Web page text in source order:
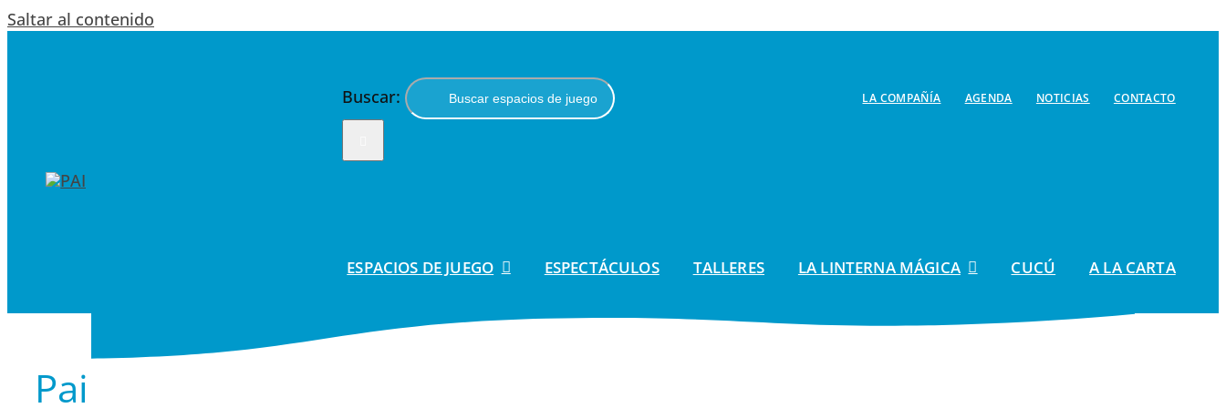
Saltar al contenido
Buscar: LA COMPAÑÍA AGENDA NOTICIAS CONTACTO
ESPACIOS DE JUEGO ESPECTÁCULOS TALLERES LA LINTERNA MÁGICA CUCÚ A LA CARTA
Pai